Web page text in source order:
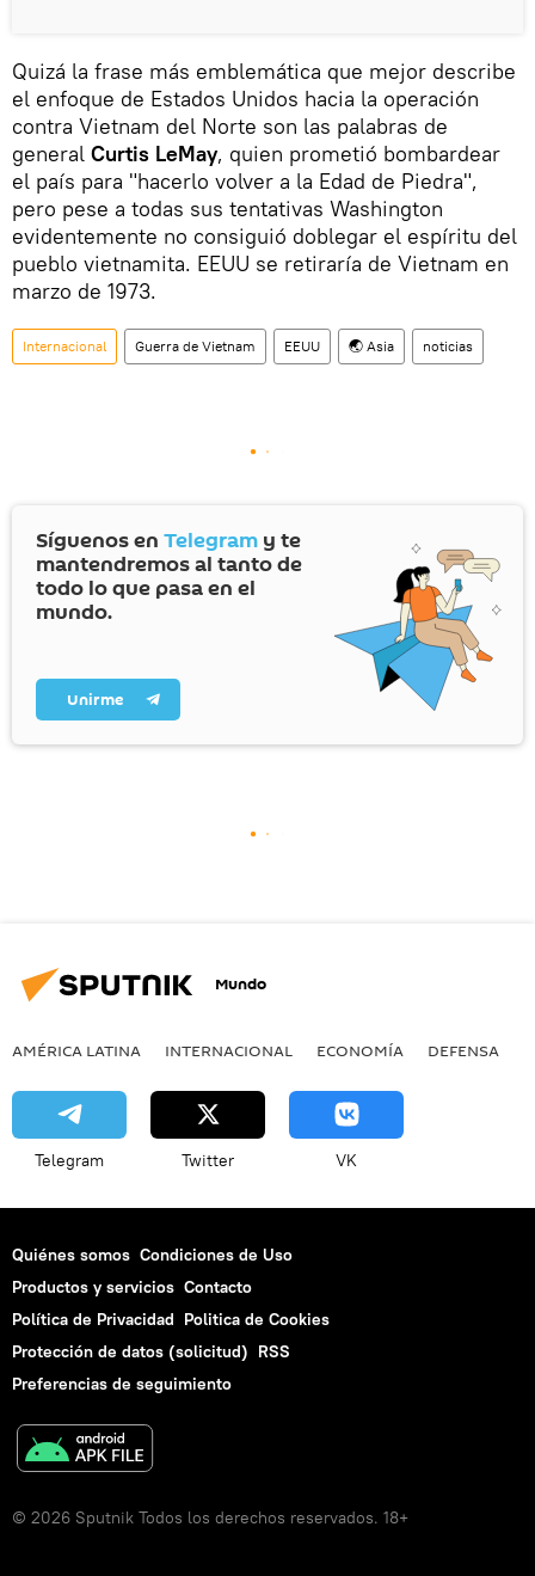
Quizá la frase más emblemática que mejor describe
el enfoque de Estados Unidos hacia la operación
contra Vietnam del Norte son las palabras de
general Curtis LeMay, quien prometió bombardear
el país para "hacerlo volver a la Edad de Piedra",
pero pese a todas sus tentativas Washington
evidentemente no consiguió doblegar el espíritu del
pueblo vietnamita. EEUU se retiraría de Vietnam en
marzo de 1973.
Internacional Guerra de Vietnam EEUU 🌏 Asia noticias
Síguenos en Telegram y te
mantendremos al tanto de
todo lo que pasa en el
mundo.
Unirme
Mundo
AMÉRICA LATINA INTERNACIONAL ECONOMÍA DEFENSA
Telegram Twitter VK
Quiénes somos Condiciones de Uso
Productos y servicios Contacto
Política de Privacidad Politica de Cookies
Protección de datos (solicitud) RSS
Preferencias de seguimiento
© 2026 Sputnik Todos los derechos reservados. 18+